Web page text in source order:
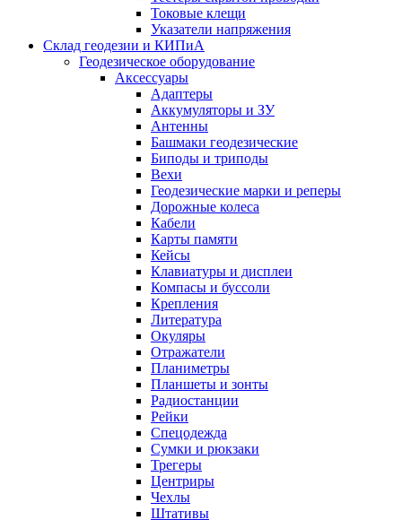
Токовые клещи
Указатели напряжения
Склад геодезии и КИПиА
Геодезическое оборудование
Аксессуары
Адаптеры
Аккумуляторы и ЗУ
Антенны
Башмаки геодезические
Биподы и триподы
Вехи
Геодезические марки и реперы
Дорожные колеса
Кабели
Карты памяти
Кейсы
Клавиатуры и дисплеи
Компасы и буссоли
Крепления
Литература
Окуляры
Отражатели
Планиметры
Планшеты и зонты
Радиостанции
Рейки
Спецодежда
Сумки и рюкзаки
Трегеры
Центриры
Чехлы
Штативы